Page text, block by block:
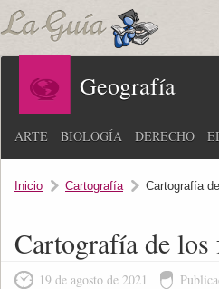
Geografía
ARTE BIOLOGÍA DERECHO
Inicio Cartografía Cartografía
Cartografía de los
19 de agosto de 2021